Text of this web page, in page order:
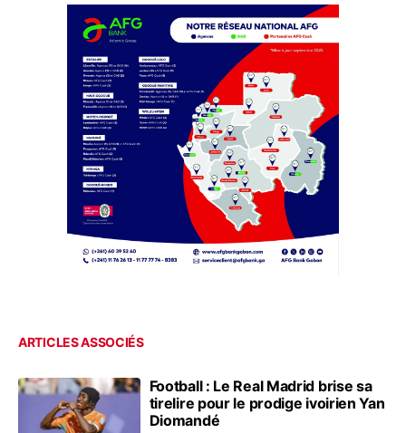
ARTICLES ASSOCIÉS
Football : Le Real Madrid brise sa
tirelire pour le prodige ivoirien Yan
Diomandé